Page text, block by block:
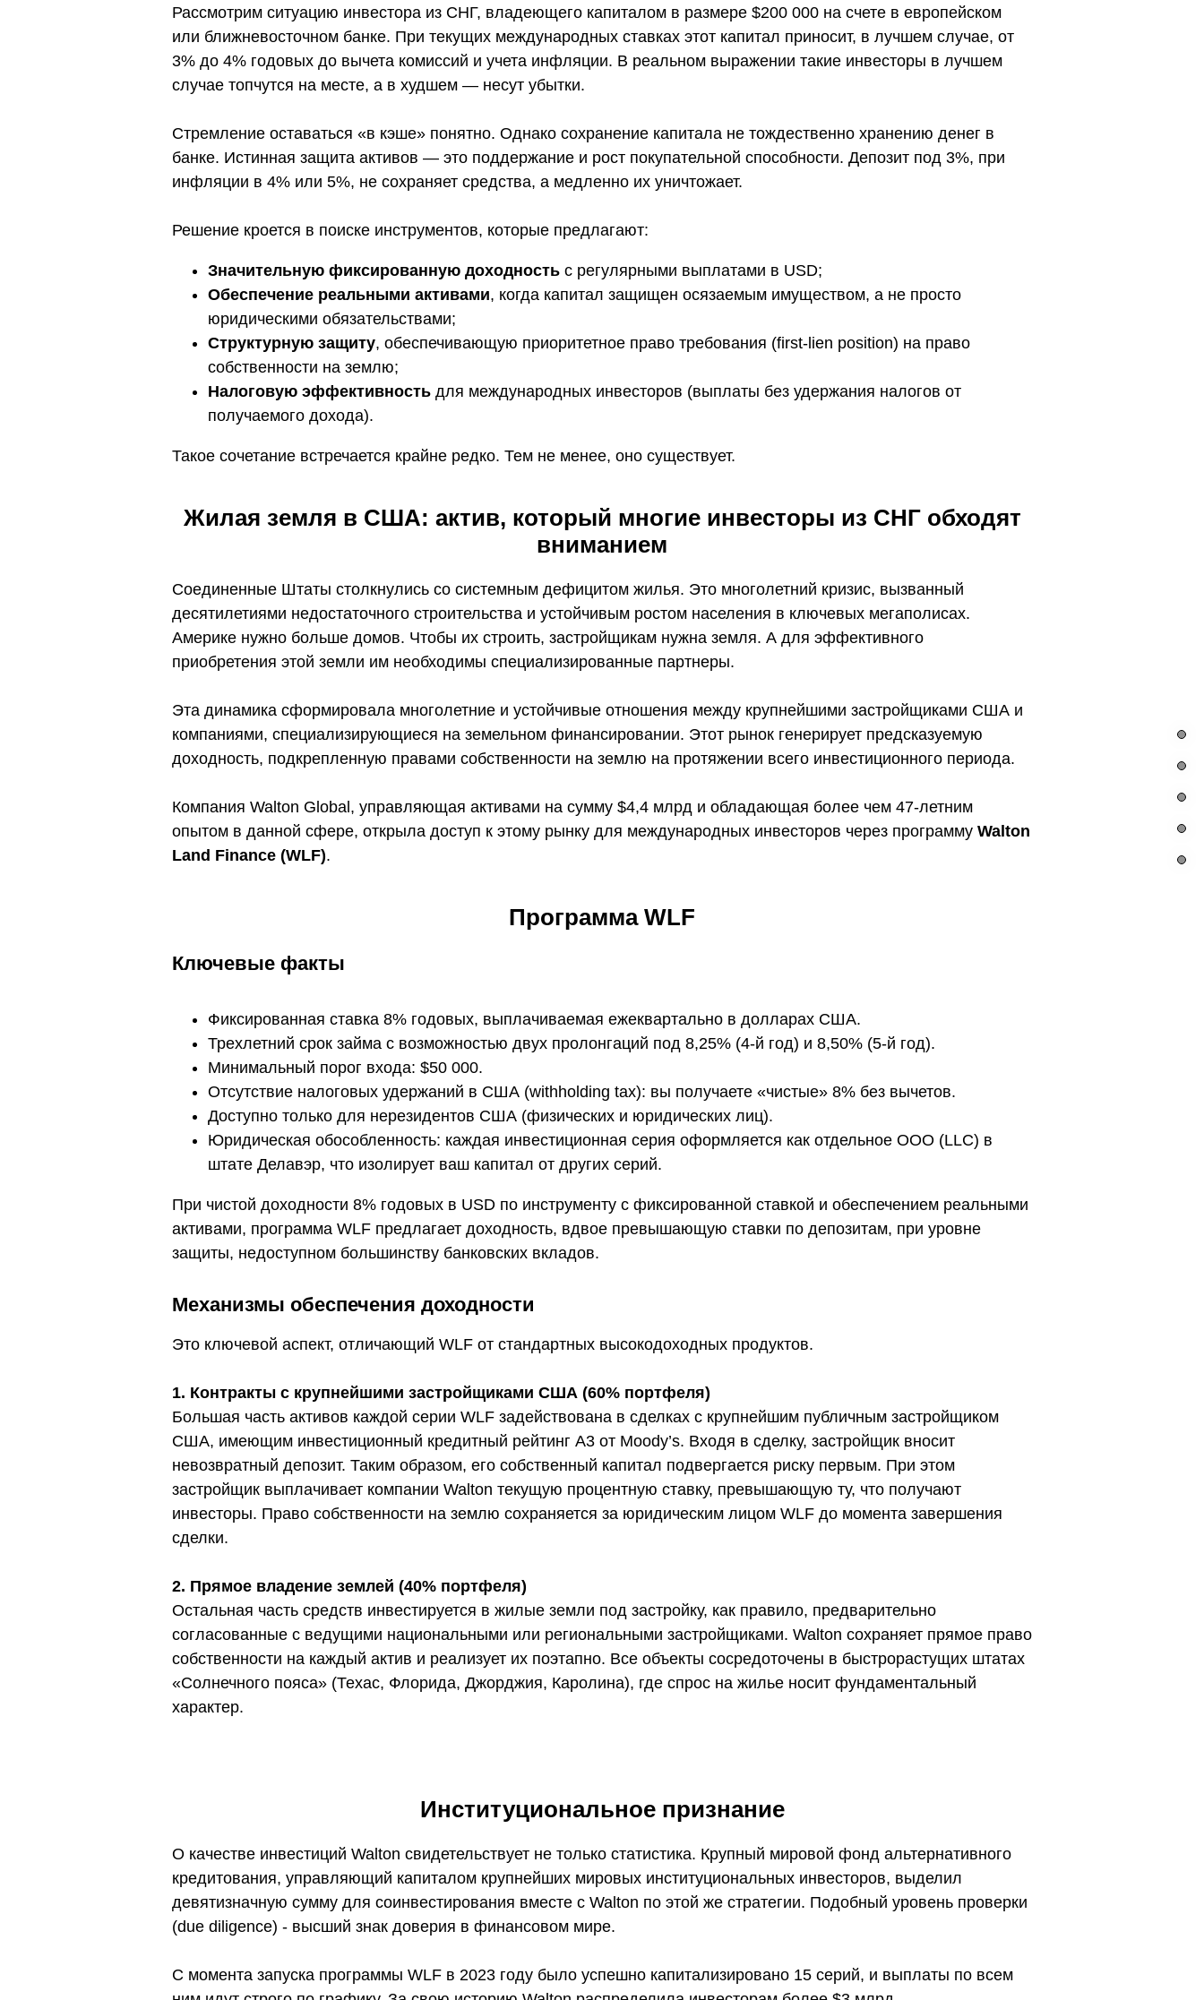
Рассмотрим ситуацию инвестора из СНГ, владеющего капиталом в размере $200 000 на счете в европейском
или ближневосточном банке. При текущих международных ставках этот капитал приносит, в лучшем случае, от
3% до 4% годовых до вычета комиссий и учета инфляции. В реальном выражении такие инвесторы в лучшем
случае топчутся на месте, а в худшем — несут убытки.
Стремление оставаться «в кэше» понятно. Однако сохранение капитала не тождественно хранению денег в
банке. Истинная защита активов — это поддержание и рост покупательной способности. Депозит под 3%, при
инфляции в 4% или 5%, не сохраняет средства, а медленно их уничтожает.
Решение кроется в поиске инструментов, которые предлагают:
Значительную фиксированную доходность с регулярными выплатами в USD;
Обеспечение реальными активами, когда капитал защищен осязаемым имуществом, а не просто
юридическими обязательствами;
Структурную защиту, обеспечивающую приоритетное право требования (first-lien position) на право
собственности на землю;
Налоговую эффективность для международных инвесторов (выплаты без удержания налогов от
получаемого дохода).
Такое сочетание встречается крайне редко. Тем не менее, оно существует.
Жилая земля в США: актив, который многие инвесторы из СНГ обходят
вниманием
Соединенные Штаты столкнулись со системным дефицитом жилья. Это многолетний кризис, вызванный
десятилетиями недостаточного строительства и устойчивым ростом населения в ключевых мегаполисах.
Америке нужно больше домов. Чтобы их строить, застройщикам нужна земля. А для эффективного
приобретения этой земли им необходимы специализированные партнеры.
Эта динамика сформировала многолетние и устойчивые отношения между крупнейшими застройщиками США и
компаниями, специализирующиеся на земельном финансировании. Этот рынок генерирует предсказуемую
доходность, подкрепленную правами собственности на землю на протяжении всего инвестиционного периода.
Компания Walton Global, управляющая активами на сумму $4,4 млрд и обладающая более чем 47-летним
опытом в данной сфере, открыла доступ к этому рынку для международных инвесторов через программу Walton
Land Finance (WLF).
Программа WLF
Ключевые факты
Фиксированная ставка 8% годовых, выплачиваемая ежеквартально в долларах США.
Трехлетний срок займа с возможностью двух пролонгаций под 8,25% (4-й год) и 8,50% (5-й год).
Минимальный порог входа: $50 000.
Отсутствие налоговых удержаний в США (withholding tax): вы получаете «чистые» 8% без вычетов.
Доступно только для нерезидентов США (физических и юридических лиц).
Юридическая обособленность: каждая инвестиционная серия оформляется как отдельное ООО (LLC) в
штате Делавэр, что изолирует ваш капитал от других серий.
При чистой доходности 8% годовых в USD по инструменту с фиксированной ставкой и обеспечением реальными
активами, программа WLF предлагает доходность, вдвое превышающую ставки по депозитам, при уровне
защиты, недоступном большинству банковских вкладов.
Механизмы обеспечения доходности
Это ключевой аспект, отличающий WLF от стандартных высокодоходных продуктов.
1. Контракты с крупнейшими застройщиками США (60% портфеля)
Большая часть активов каждой серии WLF задействована в сделках с крупнейшим публичным застройщиком
США, имеющим инвестиционный кредитный рейтинг A3 от Moody’s. Входя в сделку, застройщик вносит
невозвратный депозит. Таким образом, его собственный капитал подвергается риску первым. При этом
застройщик выплачивает компании Walton текущую процентную ставку, превышающую ту, что получают
инвесторы. Право собственности на землю сохраняется за юридическим лицом WLF до момента завершения
сделки.
2. Прямое владение землей (40% портфеля)
Остальная часть средств инвестируется в жилые земли под застройку, как правило, предварительно
согласованные с ведущими национальными или региональными застройщиками. Walton сохраняет прямое право
собственности на каждый актив и реализует их поэтапно. Все объекты сосредоточены в быстрорастущих штатах
«Солнечного пояса» (Техас, Флорида, Джорджия, Каролина), где спрос на жилье носит фундаментальный
характер.
Институциональное признание
О качестве инвестиций Walton свидетельствует не только статистика. Крупный мировой фонд альтернативного
кредитования, управляющий капиталом крупнейших мировых институциональных инвесторов, выделил
девятизначную сумму для соинвестирования вместе с Walton по этой же стратегии. Подобный уровень проверки
(due diligence) - высший знак доверия в финансовом мире.
С момента запуска программы WLF в 2023 году было успешно капитализировано 15 серий, и выплаты по всем